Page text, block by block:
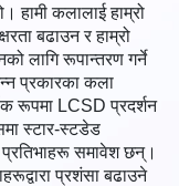
हामी कलालाई हाम्रो
बढाउन र हाम्रो
लागि रूपान्तरण गर्ने
प्रकारका कला
रूपमा LCSD प्रदर्शन
स्टार-स्टडेड
प्रतिभाहरू समावेश छन्।
प्रशंसा बढाउने